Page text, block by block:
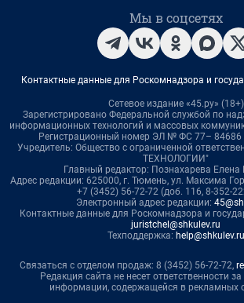
Мы в соцсетях
Контактные данные для Роскомнадзора и
Сетевое издание «45.ру» (18+)
Зарегистрировано Федеральной службой по
информационных технологий и массовых
Регистрационный номер ЭЛ № ФС 77– 84686
Учредитель: Общество с ограниченной
ТЕХНОЛОГИИ"
Главный редактор: Познахарева
Адрес редакции: 625000, г. Тюмень, ул. Максима
+7 (3452) 56-72-72 (доб. 116, 8-352-
Электронный адрес редакции:
Контактные данные для Роскомнадзора и
juristchel@shkulev.ru
Техподдержка: help@shkulev.ru
Связаться с отделом продаж: 8 (3452) 56-72-72,
Редакция сайта не несет ответственности
информации, содержащейся в рекламных